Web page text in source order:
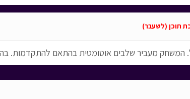
תוכן (לשעבר)
המשחק מעביר שלבים אוטומטית בהתאם להתקדמות.